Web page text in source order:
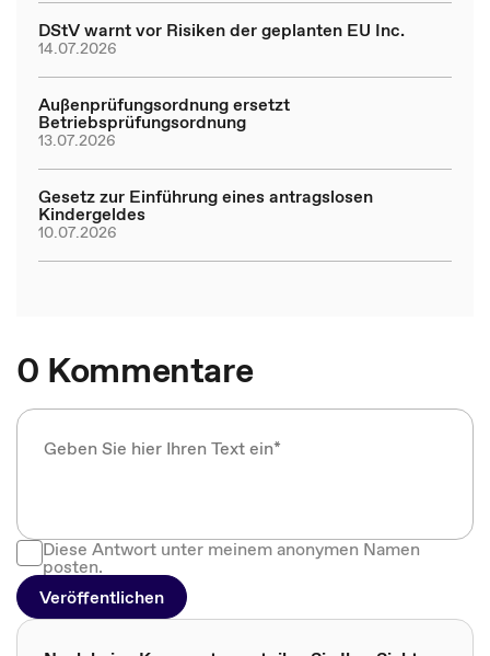
DStV warnt vor Risiken der geplanten EU Inc.
14.07.2026
Außenprüfungsordnung ersetzt
Betriebsprüfungsordnung
13.07.2026
Gesetz zur Einführung eines antragslosen
Kindergeldes
10.07.2026
0 Kommentare
Diese Antwort unter meinem anonymen Namen
posten.
Veröffentlichen